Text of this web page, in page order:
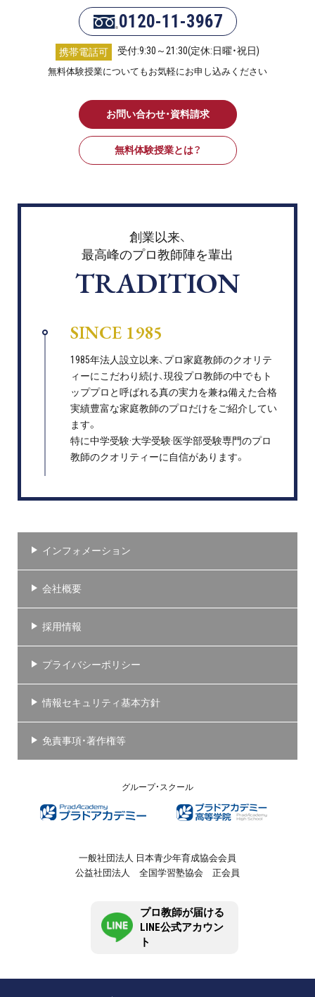
0120-11-3967
携帯電話可 受付:9:30～21:30(定休:日曜・祝日)
無料体験授業についてもお気軽にお申し込みください
お問い合わせ・資料請求
無料体験授業とは？
創業以来、
最高峰のプロ教師陣を輩出
TRADITION
SINCE 1985
1985年法人設立以来、プロ家庭教師のクオリテ
ィーにこだわり続け、現役プロ教師の中でもト
ッププロと呼ばれる真の実力を兼ね備えた合格
実績豊富な家庭教師のプロだけをご紹介してい
ます。
特に中学受験·大学受験·医学部受験専門のプロ
教師のクオリティーに自信があります。
インフォメーション
会社概要
採用情報
プライバシーポリシー
情報セキュリティ基本方針
免責事項・著作権等
グループ・スクール
一般社団法人 日本青少年育成協会会員
公益社団法人 全国学習塾協会 正会員
プロ教師が届ける
LINE公式アカウン
ト